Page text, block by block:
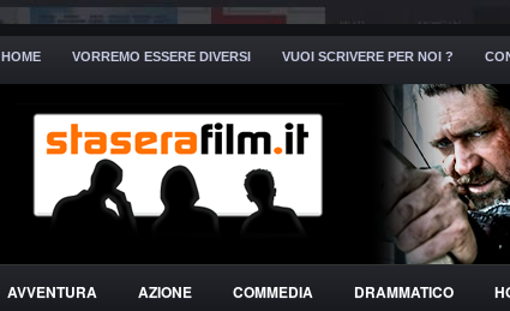
HOME VORREMO ESSERE DIVERSI VUOI SCRIVERE PER NOI ?
AVVENTURA AZIONE COMMEDIA DRAMMATICO